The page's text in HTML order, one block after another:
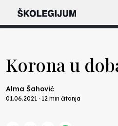
Korona u
Alma Šahović
01.06.2021 · 12 min čitanja